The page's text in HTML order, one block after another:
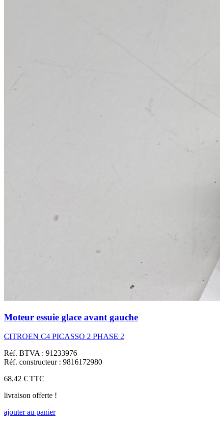
Moteur essuie glace avant gauche
CITROEN C4 PICASSO 2 PHASE 2
Réf. BTVA : 91233976
Réf. constructeur : 9816172980
68,42 € TTC
livraison offerte !
ajouter au panier